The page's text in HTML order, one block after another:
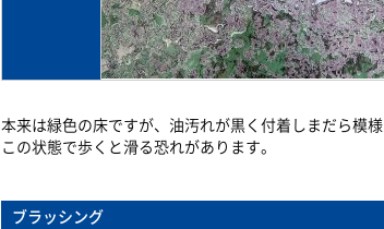
本来は緑色の床ですが、油汚れが黒く付着しまだら模様
この状態で歩くと滑る恐れがあります。
ブラッシング